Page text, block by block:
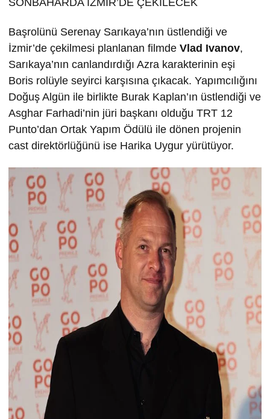
Başrolünü Serenay Sarıkaya’nın üstlendiği ve
İzmir’de çekilmesi planlanan filmde Vlad Ivanov,
Sarıkaya’nın canlandırdığı Azra karakterinin eşi
Boris rolüyle seyirci karşısına çıkacak. Yapımcılığını
Doğuş Algün ile birlikte Burak Kaplan’ın üstlendiği ve
Asghar Farhadi’nin jüri başkanı olduğu TRT 12
Punto’dan Ortak Yapım Ödülü ile dönen projenin
cast direktörlüğünü ise Harika Uygur yürütüyor.